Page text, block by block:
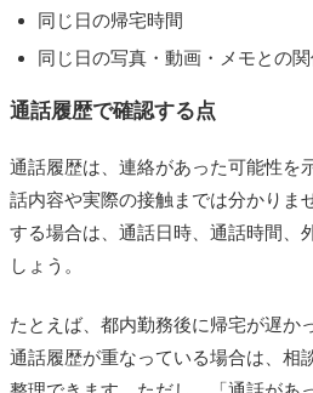
同じ日の帰宅時間
同じ日の写真・動画・メモとの
通話履歴で確認する点
通話履歴は、連絡があった可能性を
話内容や実際の接触までは分かりま
する場合は、通話日時、通話時間、
しょう。
たとえば、都内勤務後に帰宅が遅か
通話履歴が重なっている場合は、相